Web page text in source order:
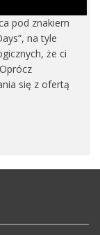
pod znakiem
na tyle
że ci
się z ofertą